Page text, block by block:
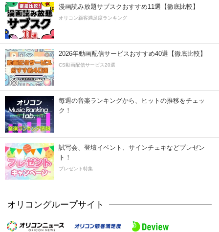
漫画読み放題サブスクおすすめ11選【徹底比較】
オリコン顧客満足度ランキング
2026年動画配信サービスおすすめ40選【徹底比較】
CS動画配信サービス20選
毎週の音楽ランキングから、ヒットの推移をチェッ
ク！
試写会、登壇イベント、サインチェキなどプレゼン
ト！
プレゼント特集
オリコングループサイト